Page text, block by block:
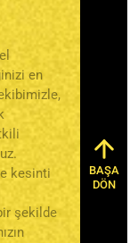
en
kesinti
şekilde
BAŞA
DÖN